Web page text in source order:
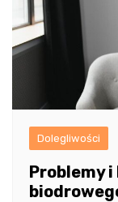
Dolegliwości
Problemy